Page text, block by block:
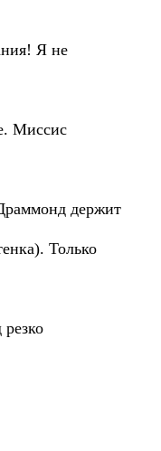
Я не
Миссис
держит
Только